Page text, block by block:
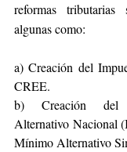
reformas tributarias
algunas como:
a) Creación del
CREE.
b) Creación del
Alternativo Nacional
Mínimo Alternativo